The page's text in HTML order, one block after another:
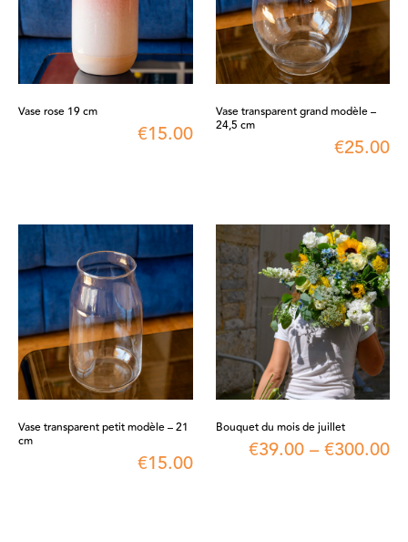
Vase rose 19 cm
€15.00
Vase transparent grand modèle –
24,5 cm
€25.00
Vase transparent petit modèle – 21
cm
€15.00
Bouquet du mois de juillet
€39.00–€300.00